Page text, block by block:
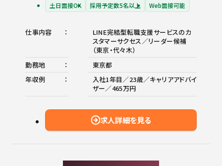
土日面接OK
採用予定数5名以上 Web面接可能
仕事内容
LINE完結型転職支援サービスのカ
スタマーサクセス／リーダー候補
（東京・代々木）
勤務地
東京都
年収例
入社1年目／23歳／キャリアアドバイ
ザー／465万円
求人詳細を見る